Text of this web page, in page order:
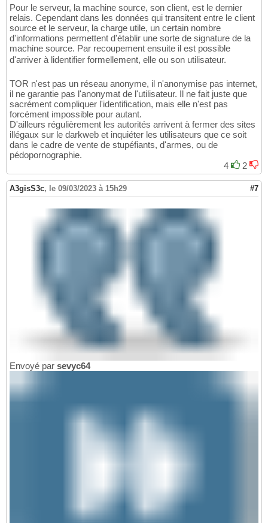
Pour le serveur, la machine source, son client, est le dernier
relais. Cependant dans les données qui transitent entre le client
source et le serveur, la charge utile, un certain nombre
d'informations permettent d'établir une sorte de signature de la
machine source. Par recoupement ensuite il est possible
d'arriver à lidentifier formellement, elle ou son utilisateur.
TOR n'est pas un réseau anonyme, il n'anonymise pas internet,
il ne garantie pas l'anonymat de l'utilisateur. Il ne fait juste que
sacrément compliquer l'identification, mais elle n'est pas
forcément impossible pour autant.
D'ailleurs régulièrement les autorités arrivent à fermer des sites
illégaux sur le darkweb et inquiéter les utilisateurs que ce soit
dans le cadre de vente de stupéfiants, d'armes, ou de
pédopornographie.
4
2
A3gisS3c, le 09/03/2023 à 15h29 #7
Envoyé par sevyc64